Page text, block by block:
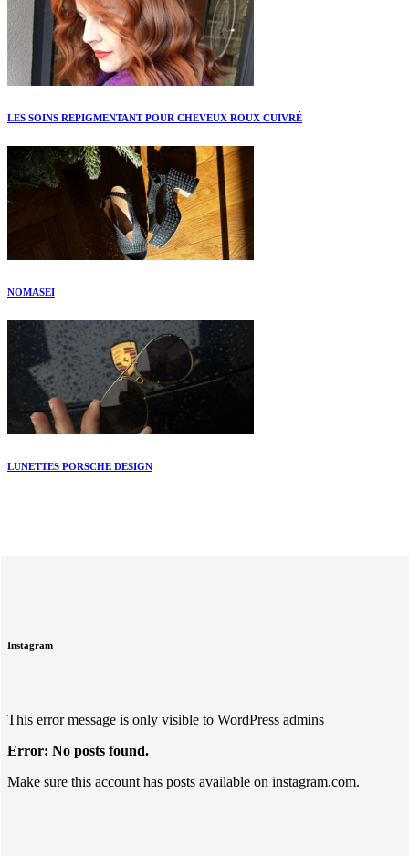
LES SOINS REPIGMENTANT POUR CHEVEUX ROUX CUIVRÉ
NOMASEI
LUNETTES PORSCHE DESIGN
Instagram
This error message is only visible to WordPress admins
Error: No posts found.
Make sure this account has posts available on instagram.com.